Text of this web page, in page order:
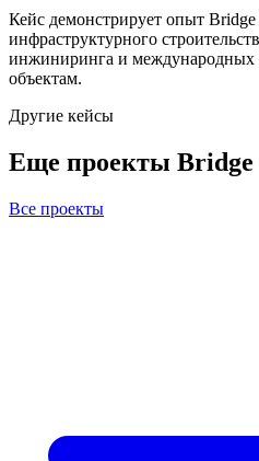
Кейс демонстрирует опыт
инфраструктурного
инжиниринга и международных
объектам.
Другие кейсы
Еще проекты Bridge
Все проекты